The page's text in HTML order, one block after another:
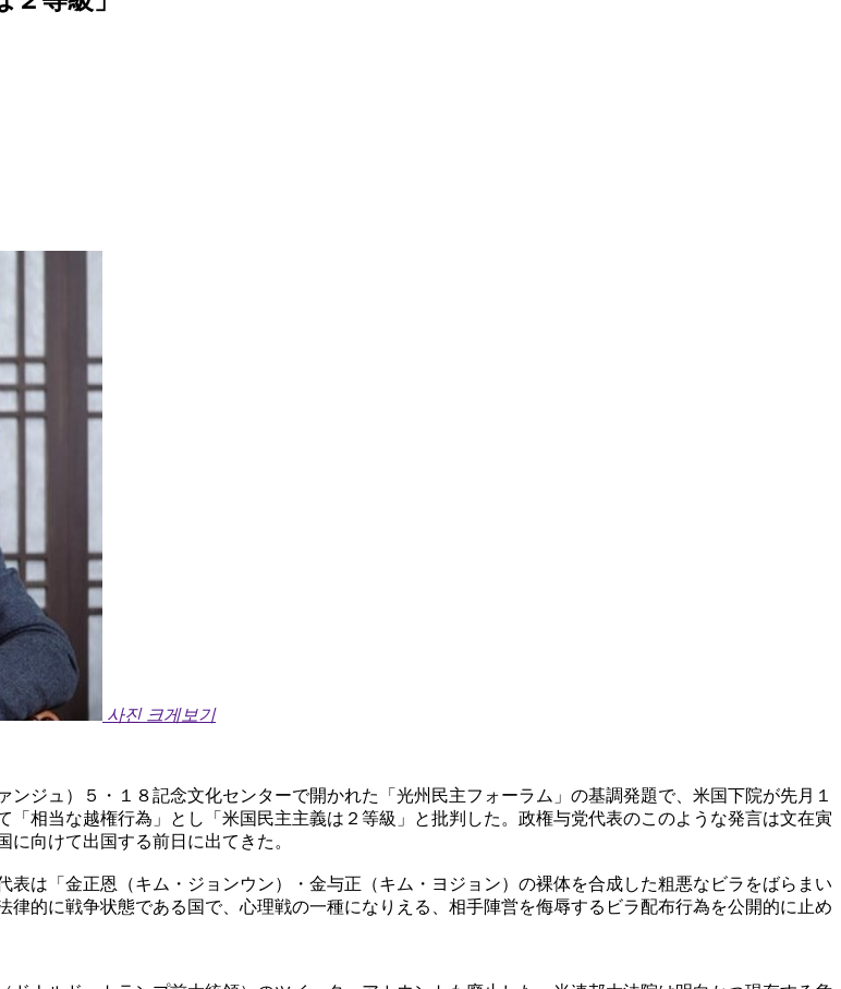
사진 크게보기
ジュ）５・１８記念文化センターで開かれた「光州民主フォーラム」の基調発題で、米国下院が先月１
相当な越権行為」とし「米国民主主義は２等級」と批判した。政権与党代表のこのような発言は文在寅
に向けて出国する前日に出てきた。
は「金正恩（キム・ジョンウン）・金与正（キム・ヨジョン）の裸体を合成した粗悪なビラをばらまい
的に戦争状態である国で、心理戦の一種になりえる、相手陣営を侮辱するビラ配布行為を公開的に止め